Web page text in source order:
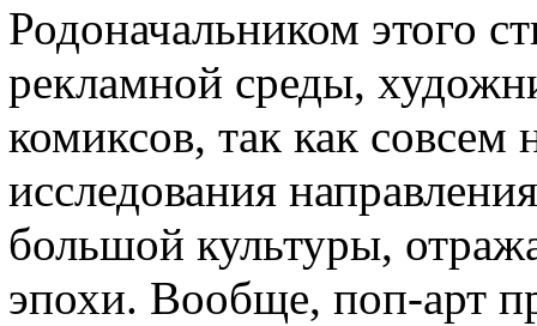
Родоначальником этого
рекламной среды,
комиксов, так как совсем
исследования
большой культуры,
эпохи. Вообще, поп-арт